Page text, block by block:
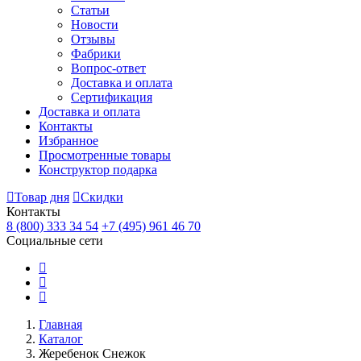
Статьи
Новости
Отзывы
Фабрики
Вопрос-ответ
Доставка и оплата
Сертификация
Доставка и оплата
Контакты
Избранное
Просмотренные товары
Конструктор подарка
Товар дня
Скидки
Контакты
8 (800) 333 34 54 +7 (495) 961 46 70
Социальные сети
Главная
Каталог
Жеребенок Снежок